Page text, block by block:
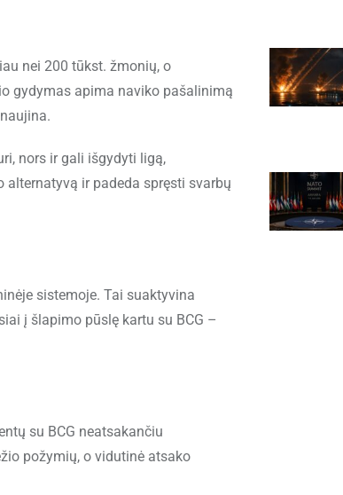
nei 200 tūkst. žmonių, o
gydymas apima naviko pašalinimą
nors ir gali išgydyti ligą,
ir padeda spręsti svarbų
sistemoje. Tai suaktyvina
į šlapimo pūslę kartu su BCG –
su BCG neatsakančiu
požymių, o vidutinė atsako